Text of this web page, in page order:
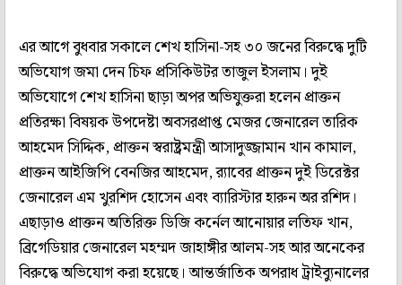
এর আগে বুধবার সকালে শেখ হাসিনা-সহ ৩০ জনের বিরুদ্ধে দুটি
অভিযোগ জমা দেন চিফ প্রসিকিউটর তাজুল ইসলাম। দুই
অভিযোগে শেখ হাসিনা ছাড়া অপর অভিযুক্তরা হলেন প্রাক্তন
প্রতিরক্ষা বিষয়ক উপদেষ্টা অবসরপ্রাপ্ত মেজর জেনারেল তারিক
আহমেদ সিদ্দিক, প্রাক্তন স্বরাষ্ট্রমন্ত্রী আসাদুজ্জামান খান কামাল,
প্রাক্তন আইজিপি বেনজির আহমেদ, র‌্যাবের প্রাক্তন দুই ডিরেক্টর
জেনারেল এম খুরশিদ হোসেন এবং ব্যারিস্টার হারুন অর রশিদ।
এছাড়াও প্রাক্তন অতিরিক্ত ডিজি কর্নেল আনোয়ার লতিফ খান,
ব্রিগেডিয়ার জেনারেল মহম্মদ জাহাঙ্গীর আলম-সহ আর অনেকের
বিরুদ্ধে অভিযোগ করা হয়েছে। আন্তর্জাতিক অপরাধ ট্রাইব্যুনালের